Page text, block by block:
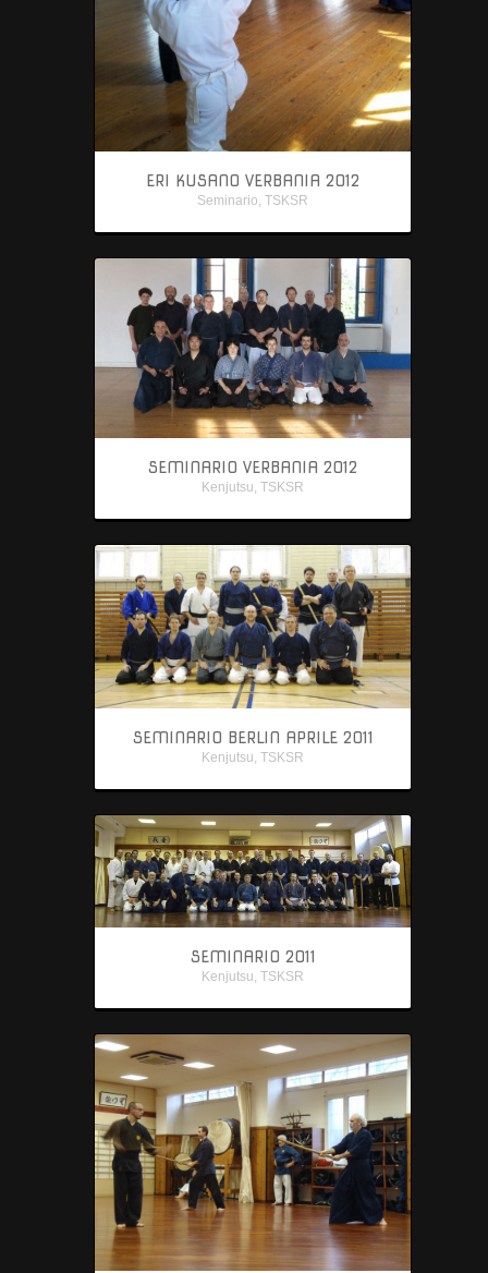
ERI KUSANO VERBANIA 2012
Seminario, TSKSR
SEMINARIO VERBANIA 2012
Kenjutsu, TSKSR
SEMINARIO BERLIN APRILE 2011
Kenjutsu TSKSR
SEMINARIO 2011
Kenjutsu TSKSR